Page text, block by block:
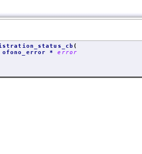
(
*error